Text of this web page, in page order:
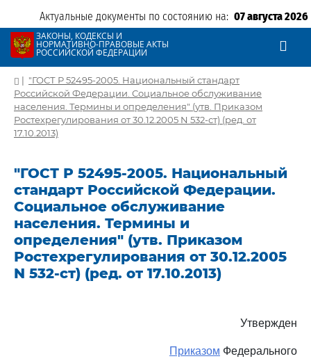
Актуальные документы по состоянию на: 07 августа 2026
ЗАКОНЫ, КОДЕКСЫ И
НОРМАТИВНО-ПРАВОВЫЕ АКТЫ
РОССИЙСКОЙ ФЕДЕРАЦИИ
| "ГОСТ Р 52495-2005. Национальный стандарт
Российской Федерации. Социальное обслуживание
населения. Термины и определения" (утв. Приказом
Ростехрегулирования от 30.12.2005 N 532-ст) (ред. от
17.10.2013)
"ГОСТ Р 52495-2005. Национальный
стандарт Российской Федерации.
Социальное обслуживание
населения. Термины и
определения" (утв. Приказом
Ростехрегулирования от 30.12.2005
N 532-ст) (ред. от 17.10.2013)
Утвержден
Приказом Федерального